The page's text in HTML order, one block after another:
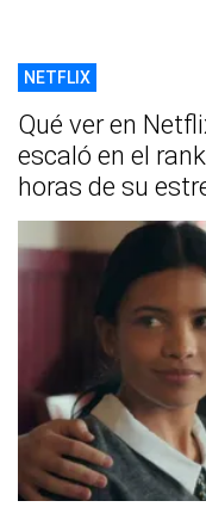
NETFLIX
Qué ver en
escaló en el
horas de su